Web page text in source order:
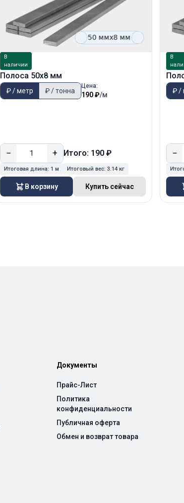
В
наличии
Полоса 50х8 мм
₽ / метр ₽ / тонна
Цена:
190 ₽/м
− + Итого: 190 ₽
Итоговая длина: 1 м Итоговый вес: 3.14 кг
В корзину Купить сейчас
В
₽ /
−
Документы
Прайс-Лист
Политика
конфиденциальности
Публичная оферта
Обмен и возврат товара